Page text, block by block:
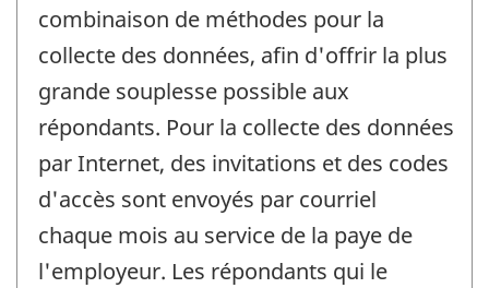
combinaison de méthodes pour la
collecte des données, afin d'offrir la plus
grande souplesse possible aux
répondants. Pour la collecte des données
par Internet, des invitations et des codes
d'accès sont envoyés par courriel
chaque mois au service de la paye de
l'employeur. Les répondants qui le